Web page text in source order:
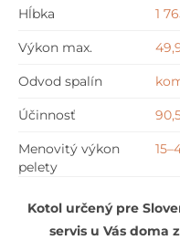
Hĺbka 1
Výkon max.
Odvod spalín
Účinnosť
Menovitý výkon
pelety
Kotol určený pre
servis u Vás doma